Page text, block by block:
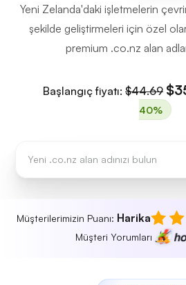
Yeni Zelanda'daki işletmelerin
şekilde geliştirmeleri için özel
premium .co.nz alan
Başlangıç fiyatı: $44.69
40%
Müşterilerimizin Puanı: Harika
Müşteri Yorumları